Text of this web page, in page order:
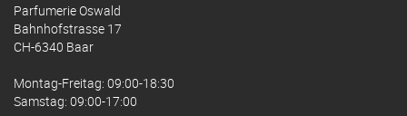
Parfumerie Oswald
Bahnhofstrasse 17
CH-6340 Baar
Montag-Freitag: 09:00-18:30
Samstag: 09:00-17:00